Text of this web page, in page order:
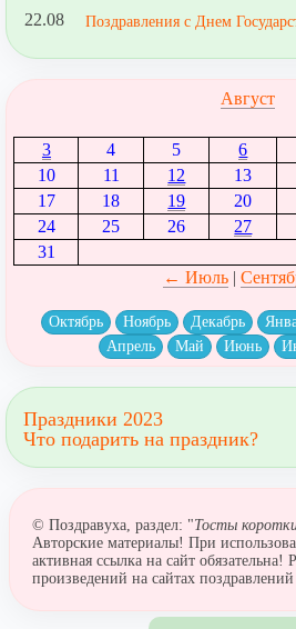
22.08 Поздравления с Днем
Август
3
4 5 6
10
11 12 13
17
18 19 20
24
25 26 27
31
← Июль|
Октябрь Ноябрь Декабрь
Апрель
Май Июнь
Праздники 2023
Что подарить на праздник?
© Поздравуха, раздел: "Тосты
Авторские материалы! При
активная ссылка на сайт обязательна!
произведений на сайтах поздравлений